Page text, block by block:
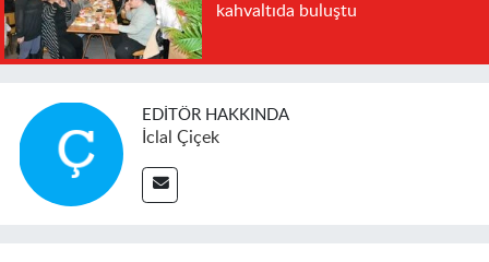
kahvaltıda buluştu
EDITÖR HAKKINDA
İclal Çiçek